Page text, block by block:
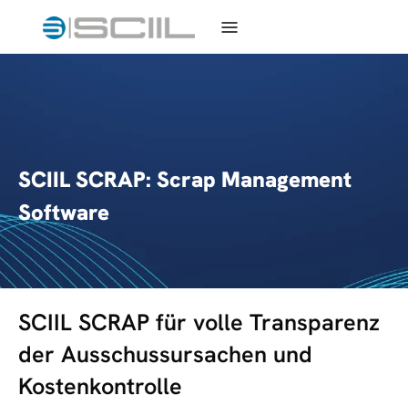
SCIIL SCRAP: Scrap Management
Software
SCIIL SCRAP für volle Transparenz
der Ausschussursachen und
Kostenkontrolle